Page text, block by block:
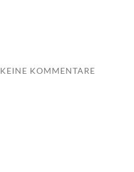
KEINE KOMMENTARE